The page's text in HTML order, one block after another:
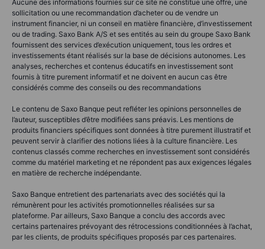
Aucune des informations fournies sur ce site ne constitue une offre, une
sollicitation ou une recommandation d’acheter ou de vendre un
instrument financier, ni un conseil en matière financière, d’investissement
ou de trading. Saxo Bank A/S et ses entités au sein du groupe Saxo Bank
fournissent des services d’exécution uniquement, tous les ordres et
investissements étant réalisés sur la base de décisions autonomes. Les
analyses, recherches et contenus éducatifs en investissement sont
fournis à titre purement informatif et ne doivent en aucun cas être
considérés comme des conseils ou des recommandations
Le contenu de Saxo Banque peut refléter les opinions personnelles de
l’auteur, susceptibles d’être modifiées sans préavis. Les mentions de
produits financiers spécifiques sont données à titre purement illustratif et
peuvent servir à clarifier des notions liées à la culture financière. Les
contenus classés comme recherches en investissement sont considérés
comme du matériel marketing et ne répondent pas aux exigences légales
en matière de recherche indépendante.
Saxo Banque entretient des partenariats avec des sociétés qui la
rémunèrent pour les activités promotionnelles réalisées sur sa
plateforme. Par ailleurs, Saxo Banque a conclu des accords avec
certains partenaires prévoyant des rétrocessions conditionnées à l’achat,
par les clients, de produits spécifiques proposés par ces partenaires.